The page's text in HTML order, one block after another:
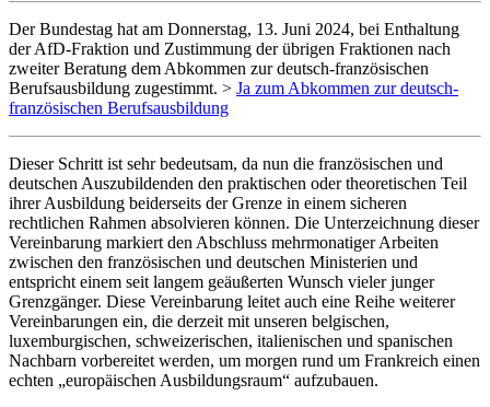
Der Bundestag hat am Donnerstag, 13. Juni 2024, bei Enthaltung
der AfD-Fraktion und Zustimmung der übrigen Fraktionen nach
zweiter Beratung dem Abkommen zur deutsch-französischen
Berufsausbildung zugestimmt. > Ja zum Abkommen zur deutsch-
französischen Berufsausbildung
Dieser Schritt ist sehr bedeutsam, da nun die französischen und
deutschen Auszubildenden den praktischen oder theoretischen Teil
ihrer Ausbildung beiderseits der Grenze in einem sicheren
rechtlichen Rahmen absolvieren können. Die Unterzeichnung dieser
Vereinbarung markiert den Abschluss mehrmonatiger Arbeiten
zwischen den französischen und deutschen Ministerien und
entspricht einem seit langem geäußerten Wunsch vieler junger
Grenzgänger. Diese Vereinbarung leitet auch eine Reihe weiterer
Vereinbarungen ein, die derzeit mit unseren belgischen,
luxemburgischen, schweizerischen, italienischen und spanischen
Nachbarn vorbereitet werden, um morgen rund um Frankreich einen
echten „europäischen Ausbildungsraum“ aufzubauen.